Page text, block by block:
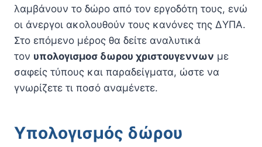
λαμβάνουν το δώρο από τον εργοδότη τους, ενώ
οι άνεργοι ακολουθούν τους κανόνες της ΔΥΠΑ.
Στο επόμενο μέρος θα δείτε αναλυτικά
τον υπολογισμοσ δωρου χριστουγεννων με
σαφείς τύπους και παραδείγματα, ώστε να
γνωρίζετε τι ποσό αναμένετε.
Υπολογισμός δώρου